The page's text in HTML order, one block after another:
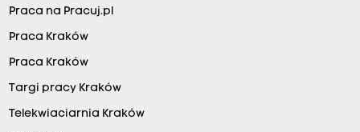
Praca na Pracuj.pl
Praca Kraków
Praca Kraków
Targi pracy Kraków
Telekwiaciarnia Kraków